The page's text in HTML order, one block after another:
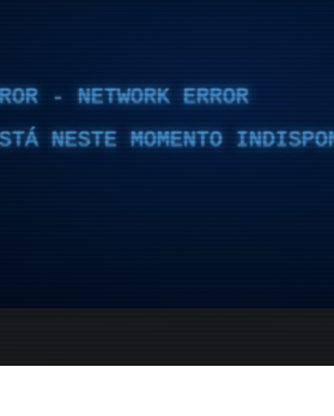
- NETWORK ERROR
NESTE MOMENTO